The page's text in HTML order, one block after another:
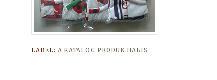
LABEL:A KATALOG PRODUK HABIS